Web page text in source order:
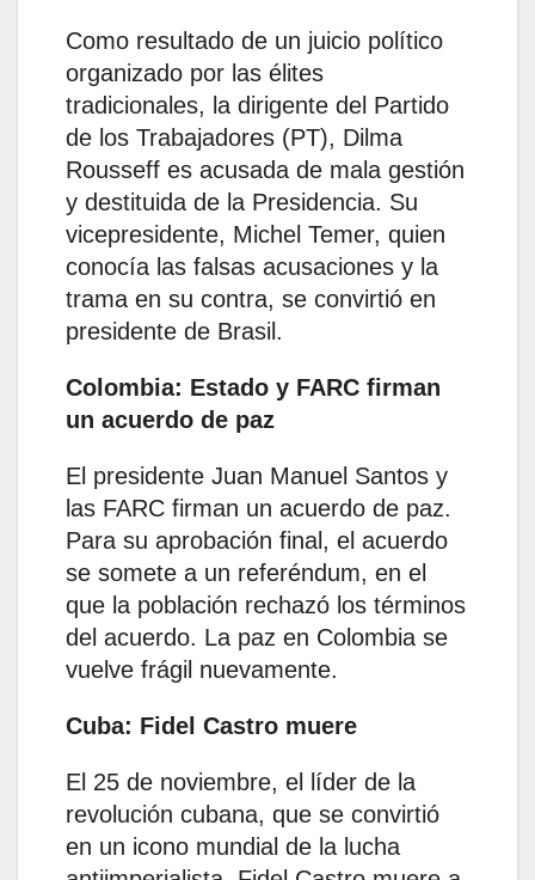
Como resultado de un juicio político
organizado por las élites
tradicionales, la dirigente del Partido
de los Trabajadores (PT), Dilma
Rousseff es acusada de mala gestión
y destituida de la Presidencia. Su
vicepresidente, Michel Temer, quien
conocía las falsas acusaciones y la
trama en su contra, se convirtió en
presidente de Brasil.
Colombia: Estado y FARC firman
un acuerdo de paz
El presidente Juan Manuel Santos y
las FARC firman un acuerdo de paz.
Para su aprobación final, el acuerdo
se somete a un referéndum, en el
que la población rechazó los términos
del acuerdo. La paz en Colombia se
vuelve frágil nuevamente.
Cuba: Fidel Castro muere
El 25 de noviembre, el líder de la
revolución cubana, que se convirtió
en un icono mundial de la lucha